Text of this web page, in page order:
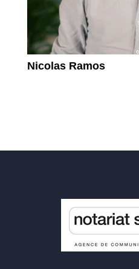
Nicolas Ramos